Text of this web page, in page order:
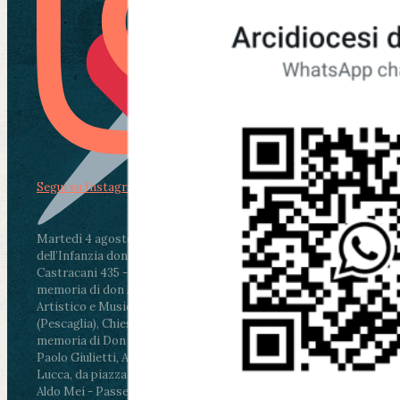
Martedì 4 agosto2026
ore 11:30 - Lucca, Scuola
dell’Infanzia don Aldo Mei - Viale Castruccio
Castracani 435 - Inaugurazione murales in
memoria di don Aldo Mei curato dal Liceo
Artistico e Musicale “Passaglia”
ore 18 - Fiano
(Pescaglia), Chiesa parrocchiale - Messa in
memoria di Don Aldo Mei celebrata da mons.
Paolo Giulietti, Arcivescovo di Lucca
ore 20.30 -
Lucca, da piazza San Michele al Cippo di don
Aldo Mei - Passeggiata della Memoria in alcuni
Segui su Instagram